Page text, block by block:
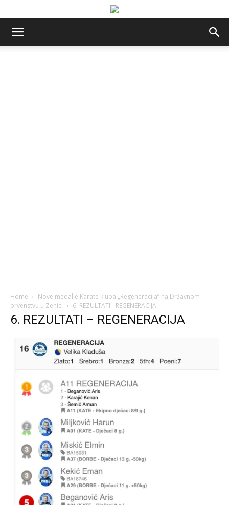
Home
Nove medalje Karate kluba „Regeneracija“ na Državnom
prvenstvu u Zenici
6. REZULTATI - REGENERACIJA
6. REZULTATI – REGENERACIJA